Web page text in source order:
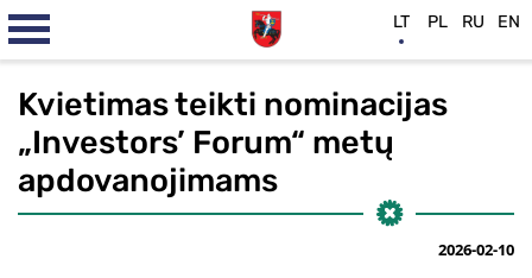
Kvietimas teikti nominacijas
„Investors’ Forum“ metų
apdovanojimams
2026-02-10
LT PL RU EN